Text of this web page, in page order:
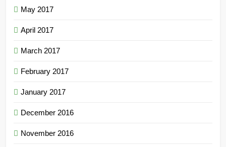
May 2017
April 2017
March 2017
February 2017
January 2017
December 2016
November 2016